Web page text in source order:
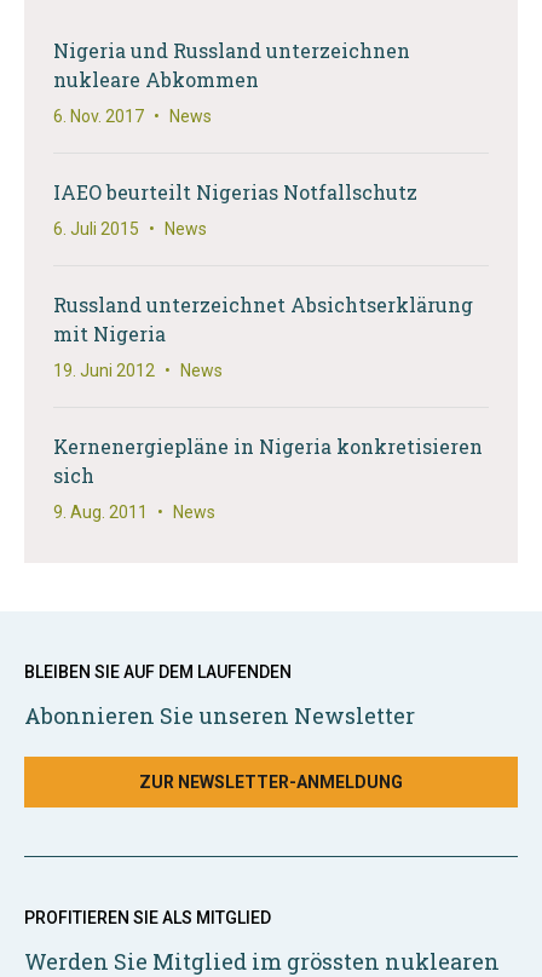
Nigeria und Russland unterzeichnen
nukleare Abkommen
6. Nov. 2017 • News
IAEO beurteilt Nigerias Notfallschutz
6. Juli 2015 • News
Russland unterzeichnet Absichtserklärung
mit Nigeria
19. Juni 2012 • News
Kernenergiepläne in Nigeria konkretisieren
sich
9. Aug. 2011 • News
BLEIBEN SIE AUF DEM LAUFENDEN
Abonnieren Sie unseren Newsletter
ZUR NEWSLETTER-ANMELDUNG
PROFITIEREN SIE ALS MITGLIED
Werden Sie Mitglied im grössten nuklearen